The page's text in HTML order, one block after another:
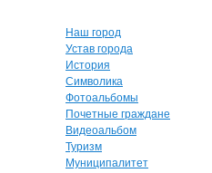
Наш город
Устав города
История
Символика
Фотоальбомы
Почетные граждане
Видеоальбом
Туризм
Муниципалитет